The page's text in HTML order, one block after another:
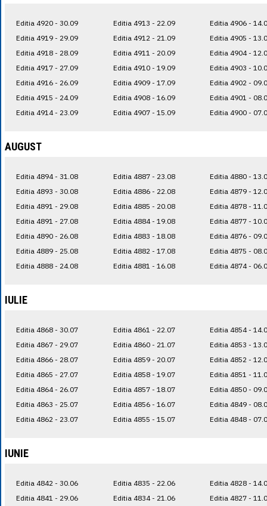
Editia 4920 - 30.09
Editia 4919 - 29.09
Editia 4918 - 28.09
Editia 4917 - 27.09
Editia 4916 - 26.09
Editia 4915 - 24.09
Editia 4914 - 23.09
Editia 4913 - 22.09
Editia 4912 - 21.09
Editia 4911 - 20.09
Editia 4910 - 19.09
Editia 4909 - 17.09
Editia 4908 - 16.09
Editia 4907 - 15.09
Editia 4906 -
Editia 4905 -
Editia 4904 -
Editia 4903 -
Editia 4902 -
Editia 4901 -
Editia 4900 -
AUGUST
Editia 4894 - 31.08
Editia 4893 - 30.08
Editia 4891 - 29.08
Editia 4891 - 27.08
Editia 4890 - 26.08
Editia 4889 - 25.08
Editia 4888 - 24.08
Editia 4887 - 23.08
Editia 4886 - 22.08
Editia 4885 - 20.08
Editia 4884 - 19.08
Editia 4883 - 18.08
Editia 4882 - 17.08
Editia 4881 - 16.08
Editia 4880 -
Editia 4879 -
Editia 4878 -
Editia 4877 -
Editia 4876 -
Editia 4875 -
Editia 4874 -
IULIE
Editia 4868 - 30.07
Editia 4867 - 29.07
Editia 4866 - 28.07
Editia 4865 - 27.07
Editia 4864 - 26.07
Editia 4863 - 25.07
Editia 4862 - 23.07
Editia 4861 - 22.07
Editia 4860 - 21.07
Editia 4859 - 20.07
Editia 4858 - 19.07
Editia 4857 - 18.07
Editia 4856 - 16.07
Editia 4855 - 15.07
Editia 4854 -
Editia 4853 -
Editia 4852 -
Editia 4851 -
Editia 4850 -
Editia 4849 -
Editia 4848 -
IUNIE
Editia 4842 - 30.06
Editia 4841 - 29.06
Editia 4835 - 22.06
Editia 4834 - 21.06
Editia 4828 -
Editia 4827 -